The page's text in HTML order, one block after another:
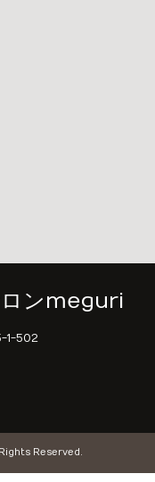
ロンmeguri
1-502
Reserved.